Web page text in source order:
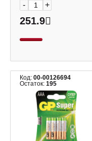
- +
251.9
Код: 00-00126694
Остаток: 195